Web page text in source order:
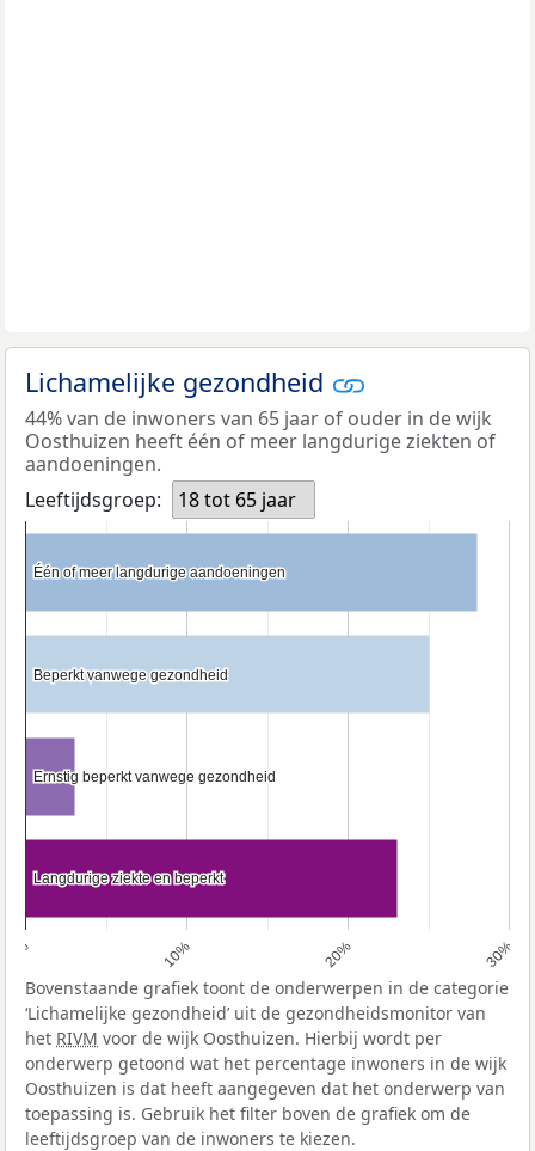
Lichamelijke gezondheid
44% van de inwoners van 65 jaar of ouder in de wijk
Oosthuizen heeft één of meer langdurige ziekten of
aandoeningen.
Leeftijdsgroep:
18 tot 65 jaar
0% 10% 20% 30%
Één of meer langdurige aandoeningen
Één of meer langdurige aandoeningen
Beperkt vanwege gezondheid
Beperkt vanwege gezondheid
Ernstig beperkt vanwege gezondheid
Ernstig beperkt vanwege gezondheid
Langdurige ziekte en beperkt
Langdurige ziekte en beperkt
Bovenstaande grafiek toont de onderwerpen in de categorie
‘Lichamelijke gezondheid’ uit de gezondheidsmonitor van
het RIVM voor de wijk Oosthuizen. Hierbij wordt per
onderwerp getoond wat het percentage inwoners in de wijk
Oosthuizen is dat heeft aangegeven dat het onderwerp van
toepassing is. Gebruik het filter boven de grafiek om de
leeftijdsgroep van de inwoners te kiezen.